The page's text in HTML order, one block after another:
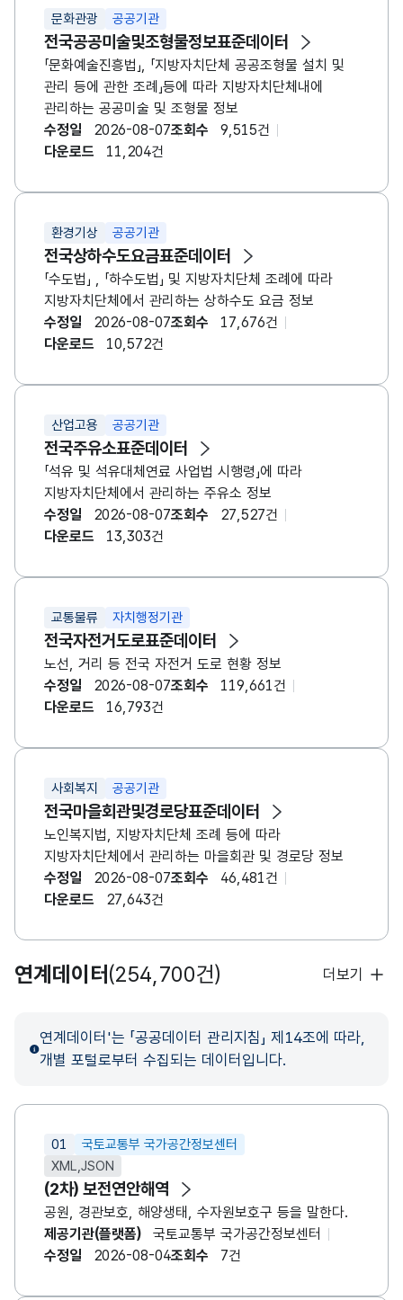
문화관광 공공기관
전국공공미술및조형물정보표준데이터
「문화예술진흥법」, 「지방자치단체 공공조형물 설치 및
관리 등에 관한 조례」등에 따라 지방자치단체내에
관리하는 공공미술 및 조형물 정보
수정일
2026-08-07조회수
9,515건
다운로드
11,204건
환경기상 공공기관
전국상하수도요금표준데이터
「수도법」 , 「하수도법」 및 지방자치단체 조례에 따라
지방자치단체에서 관리하는 상하수도 요금 정보
수정일
2026-08-07조회수
17,676건
다운로드
10,572건
산업고용 공공기관
전국주유소표준데이터
「석유 및 석유대체연료 사업법 시행령」에 따라
지방자치단체에서 관리하는 주유소 정보
수정일
2026-08-07조회수
27,527건
다운로드
13,303건
교통물류 자치행정기관
전국자전거도로표준데이터
노선, 거리 등 전국 자전거 도로 현황 정보
수정일
2026-08-07조회수
119,661건
다운로드
16,793건
사회복지 공공기관
전국마을회관및경로당표준데이터
노인복지법, 지방자치단체 조례 등에 따라
지방자치단체에서 관리하는 마을회관 및 경로당 정보
수정일
2026-08-07조회수
46,481건
다운로드
27,643건
연계데이터 (254,700건) 더보기
연계데이터'는 「공공데이터 관리지침」 제14조에 따라,
개별 포털로부터 수집되는 데이터입니다.
01
국토교통부 국가공간정보센터
XML,JSON
(2차) 보전연안해역
공원, 경관보호, 해양생태, 수자원보호구 등을 말한다.
제공기관(플랫폼)
국토교통부 국가공간정보센터
수정일
2026-08-04조회수 7건